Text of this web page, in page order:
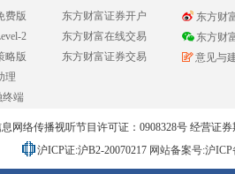
费版
2
略版
理
终端
东方财富证券开户
东方财富在线交易
东方财富证券交易
东方财
东方财
意见与
网络传播视听节目许可证：0908328号 经营证
沪ICP证:沪B2-20070217 网站备案号:沪